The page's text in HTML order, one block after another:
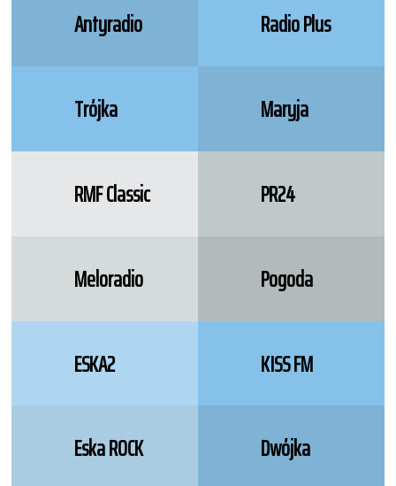
Antyradio Radio Plus
Trójka Maryja
RMF Classic PR24
Meloradio Pogoda
ESKA2 KISS FM
Eska ROCK Dwójka